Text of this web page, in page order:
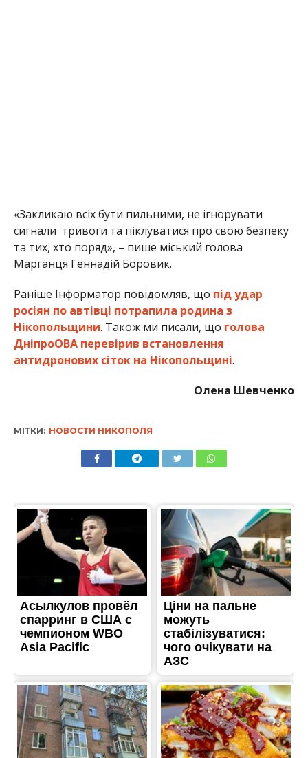
«Закликаю всіх бути пильними, не ігнорувати
сигнали тривоги та піклуватися про свою безпеку
та тих, хто поряд», – пише міський голова
Марганця Геннадій Боровик.
Раніше Інформатор повідомляв, що під удар
росіян по автівці потрапила родина з
Нікопольщини. Також ми писали, що голова
ДніпроОВА перевірив встановлення
антидронових сіток на Нікопольщині.
Олена Шевченко
МІТКИ: НОВОСТИ НИКОПОЛЯ